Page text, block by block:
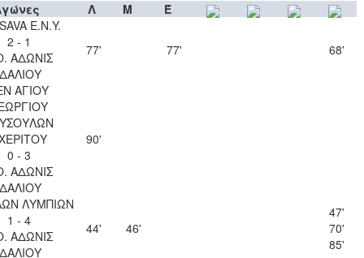
Λ Μ
Έ
Ε.Ν.Y.
2 - 1
ΑΔΩΝΙΣ
77' 77' 68'
ΑΓΙΟΥ
0 - 3
ΑΔΩΝΙΣ
90'
ΛΥΜΠΙΩΝ
1 - 4
ΑΔΩΝΙΣ
44' 46'
47'
70'
85'